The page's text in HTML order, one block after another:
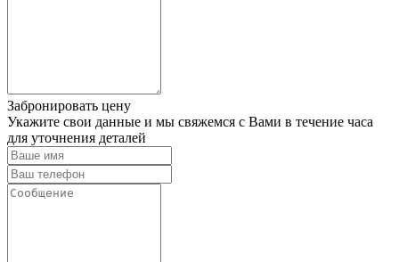
Забронировать цену
Укажите свои данные и мы свяжемся с Вами в течение часа
для уточнения деталей